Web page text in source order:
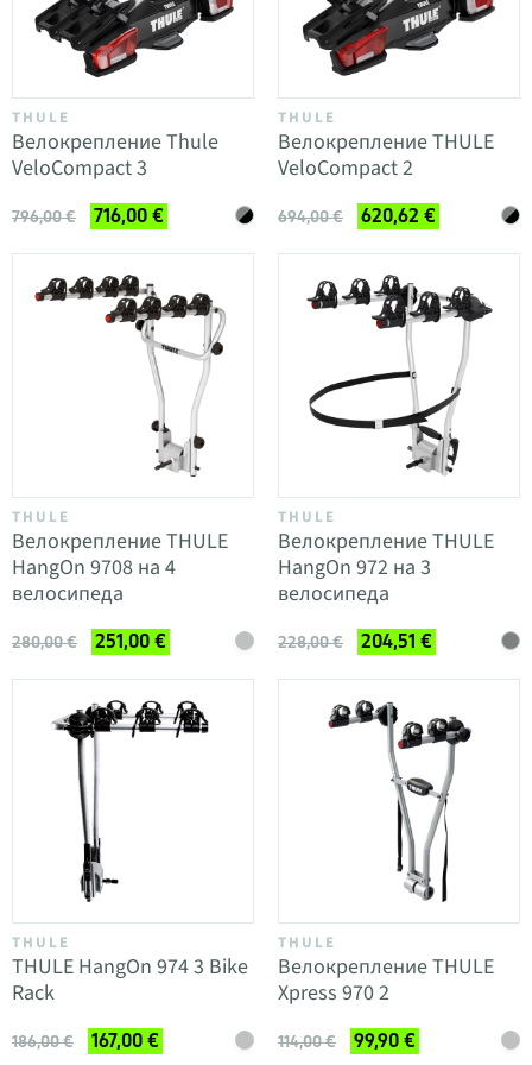
THULE
Велокрепление Thule
VeloCompact 3
796,00 € 716,00 €
THULE
Велокрепление THULE
VeloCompact 2
694,00 € 620,62 €
THULE
Велокрепление THULE
HangOn 9708 на 4
велосипеда
280,00 € 251,00 €
THULE
Велокрепление THULE
HangOn 972 на 3
велосипеда
228,00 € 204,51 €
THULE
THULE HangOn 974 3 Bike
Rack
186,00 € 167,00 €
THULE
Велокрепление THULE
Xpress 970 2
114,00 € 99,90 €